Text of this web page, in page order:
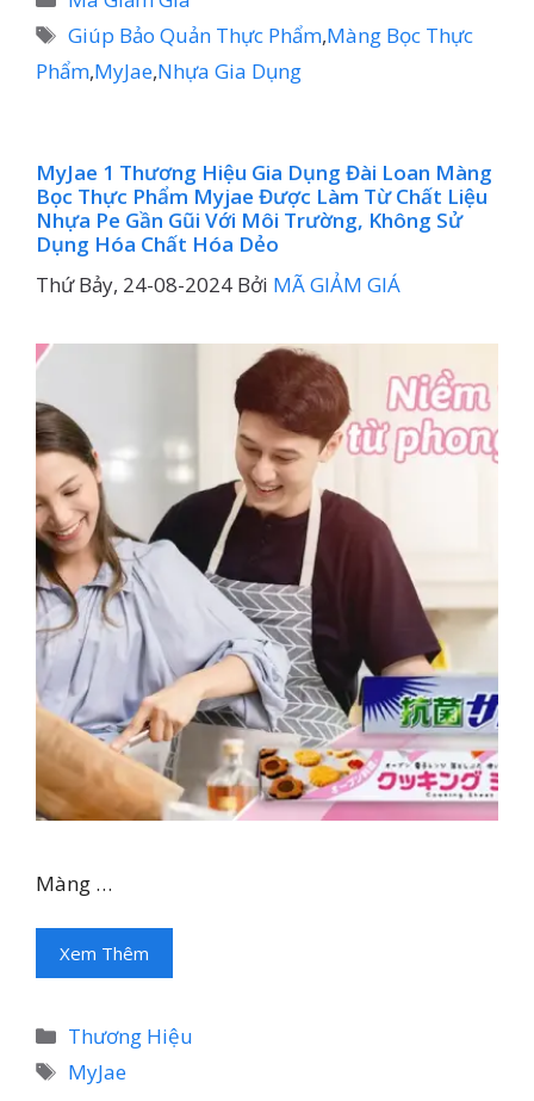
mục
Thẻ
Giúp Bảo Quản Thực Phẩm,Màng Bọc Thực
Phẩm,MyJae,Nhựa Gia Dụng
MyJae 1 Thương Hiệu Gia Dụng Đài Loan Màng
Bọc Thực Phẩm Myjae Được Làm Từ Chất Liệu
Nhựa Pe Gần Gũi Với Môi Trường, Không Sử
Dụng Hóa Chất Hóa Dẻo
Thứ Bảy, 24-08-2024 Bởi MÃ GIẢM GIÁ
Màng …
Xem Thêm
Danh
mục
Thương Hiệu
Thẻ
MyJae